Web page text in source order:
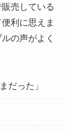
売している
利に思えま
の声がよく
だった」